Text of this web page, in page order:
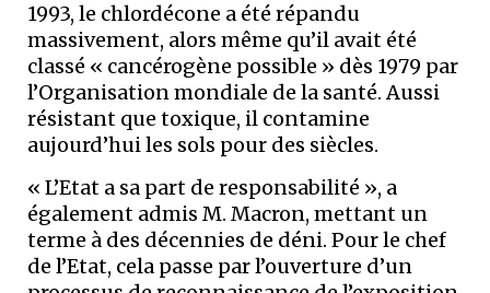
1993, le chlordécone a été répandu
massivement, alors même qu’il avait été
classé « cancérogène possible » dès 1979 par
l’Organisation mondiale de la santé. Aussi
résistant que toxique, il contamine
aujourd’hui les sols pour des siècles.
« L’Etat a sa part de responsabilité », a
également admis M. Macron, mettant un
terme à des décennies de déni. Pour le chef
de l’Etat, cela passe par l’ouverture d’un